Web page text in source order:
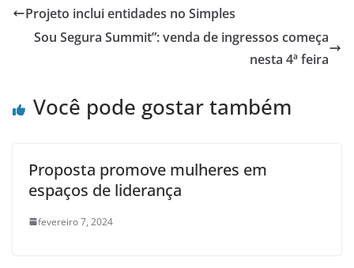
Projeto inclui entidades no Simples
​Sou Segura Summit”: venda de ingressos começa
nesta 4ª feira
Você pode gostar também
Proposta promove mulheres em
espaços de liderança
fevereiro 7, 2024